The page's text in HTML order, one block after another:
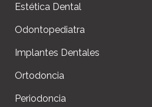
Estética Dental
Odontopediatra
Implantes Dentales
Ortodoncia
Periodoncia